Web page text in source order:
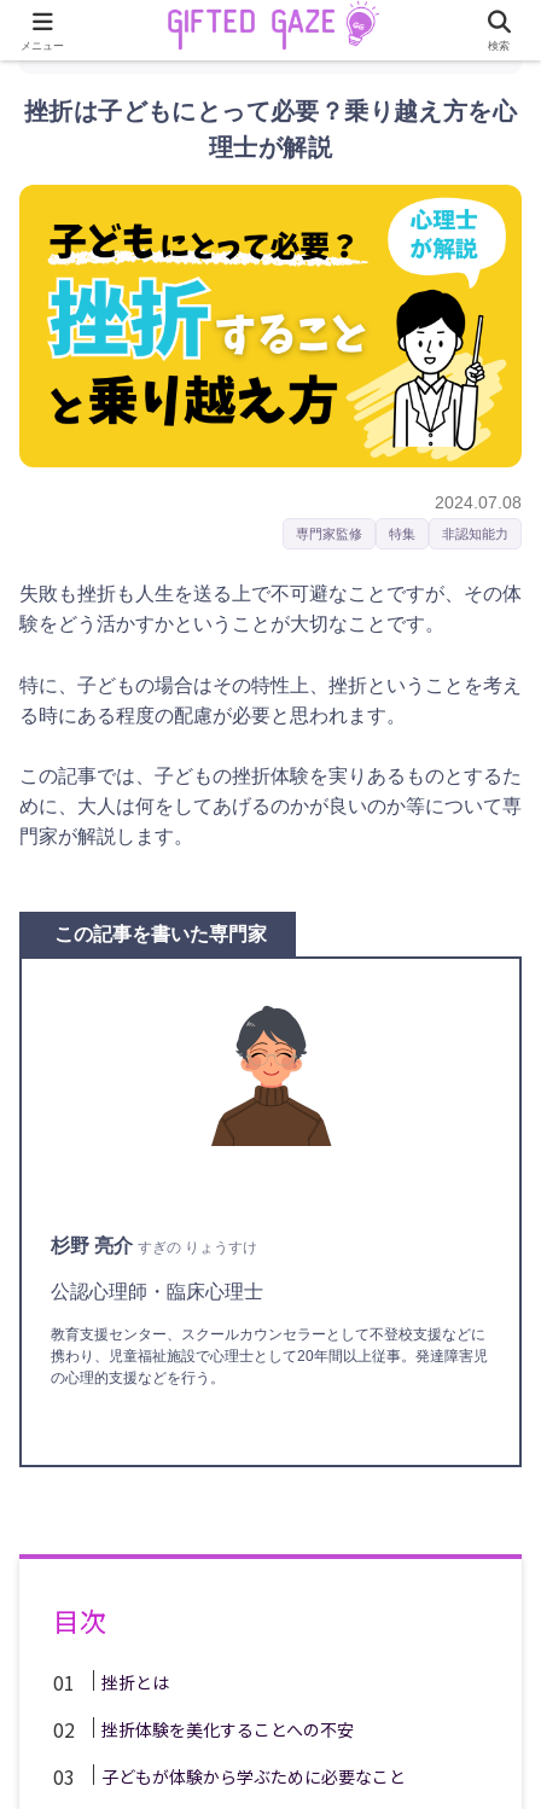
挫折は子どもにとって必要？乗り越え方を心
理士が解説
2024.07.08
専門家監修 特集 非認知能力
失敗も挫折も人生を送る上で不可避なことですが、その体
験をどう活かすかということが大切なことです。
特に、子どもの場合はその特性上、挫折ということを考え
る時にある程度の配慮が必要と思われます。
この記事では、子どもの挫折体験を実りあるものとするた
めに、大人は何をしてあげるのかが良いのか等について専
門家が解説します。
この記事を書いた専門家
杉野 亮介 すぎの りょうすけ
公認心理師・臨床心理士
教育支援センター、スクールカウンセラーとして不登校支援などに
携わり、児童福祉施設で心理士として20年間以上従事。発達障害児
の心理的支援などを行う。
目次
挫折とは
挫折体験を美化することへの不安
子どもが体験から学ぶために必要なこと
メニュー 検索